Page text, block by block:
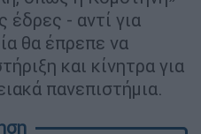
έδρες - αντί για
θα έπρεπε να
και κίνητρα για
πανεπιστήμια.